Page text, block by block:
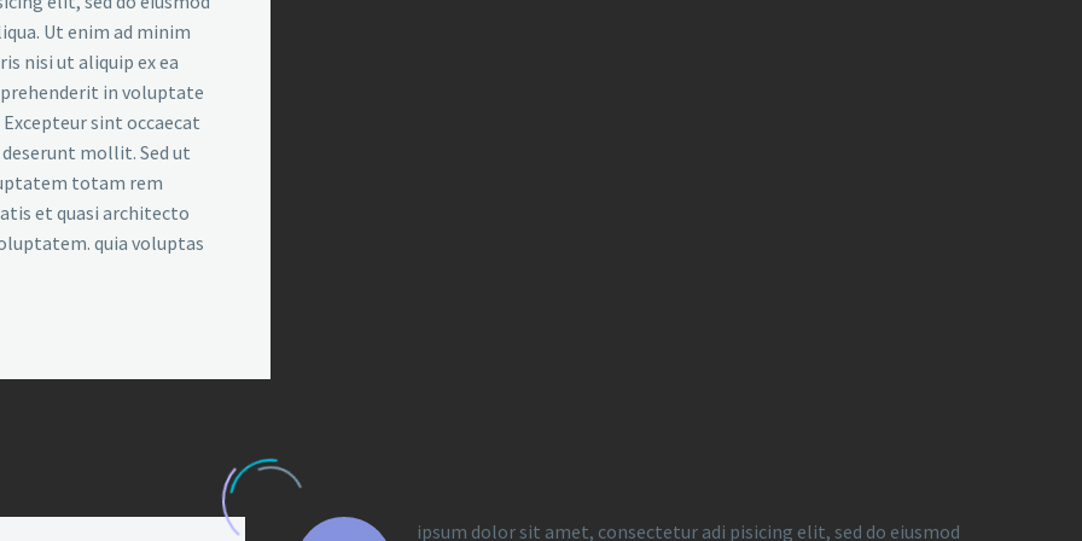
Ut enim ad minim
nisi ut aliquip ex ea
in voluptate
sint occaecat
mollit. Sed ut
totam rem
et quasi architecto
quia voluptas
ipsum dolor sit amet, consectetur adi pisicing elit, sed do eiusmod